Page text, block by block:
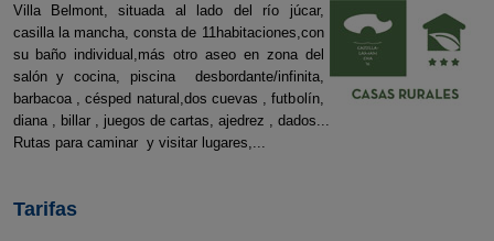
Villa Belmont, situada al lado del río júcar,
casilla la mancha, consta de 11habitaciones,con
su baño individual,más otro aseo en zona del
salón y cocina, piscina desbordante/infinita,
barbacoa , césped natural,dos cuevas , futbolín,
diana , billar , juegos de cartas, ajedrez , dados...
Rutas para caminar y visitar lugares,...
Tarifas